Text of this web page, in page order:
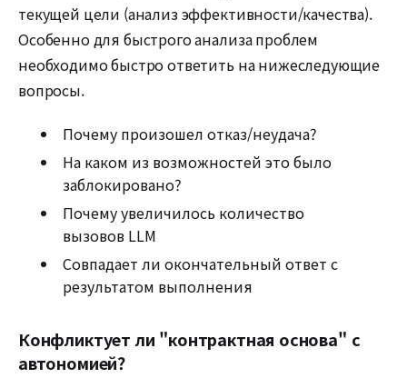
текущей цели (анализ эффективности/качества).
Особенно для быстрого анализа проблем
необходимо быстро ответить на нижеследующие
вопросы.
Почему произошел отказ/неудача?
На каком из возможностей это было
заблокировано?
Почему увеличилось количество
вызовов LLM
Совпадает ли окончательный ответ с
результатом выполнения
Конфликтует ли "контрактная основа" с
автономией?